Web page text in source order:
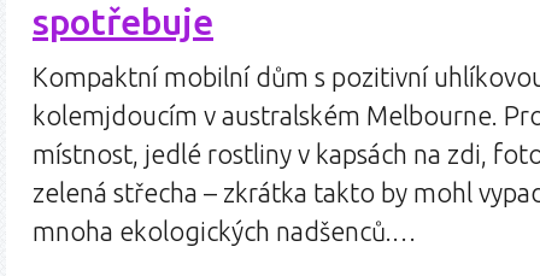
spotřebuje
Kompaktní mobilní dům s pozitivní
kolemjdoucím v australském Melbourne.
místnost, jedlé rostliny v kapsách na zdi,
zelená střecha – zkrátka takto by mohl
mnoha ekologických nadšenců.…